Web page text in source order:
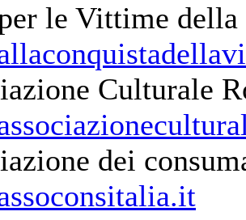
le Vittime della
Culturale
dei